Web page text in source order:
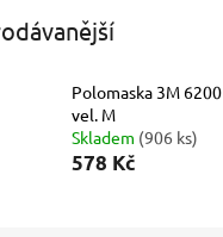
Polomaska 3M 6200
vel. M
Skladem (906 ks)
578 Kč